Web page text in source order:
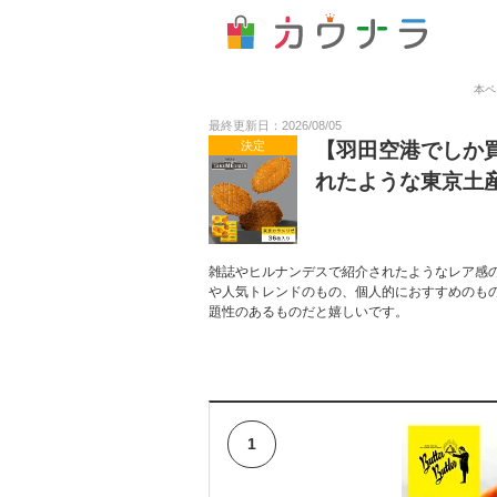
本
最終更新日：2026/08/05
決定
【羽田空港でし
れたような東京土
雑誌やヒルナンデスで紹介されたようなレア
や人気トレンドのもの、個人的におすすめの
題性のあるものだと嬉しいです。
1